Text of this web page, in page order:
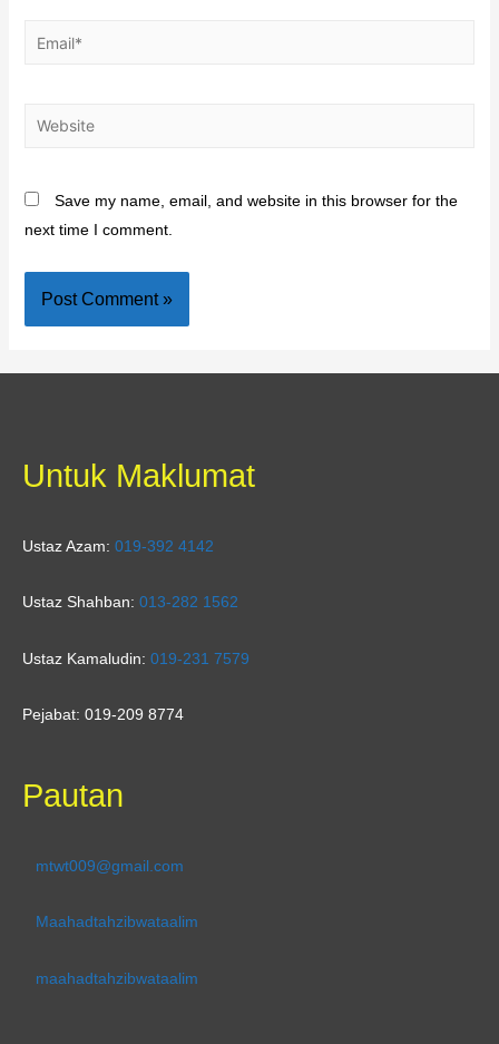
Save my name, email, and website in this browser for the
next time I comment.
Untuk Maklumat
Ustaz Azam: 019-392 4142
Ustaz Shahban: 013-282 1562
Ustaz Kamaludin: 019-231 7579
Pejabat: 019-209 8774
Pautan
mtwt009@gmail.com
Maahadtahzibwataalim
maahadtahzibwataalim